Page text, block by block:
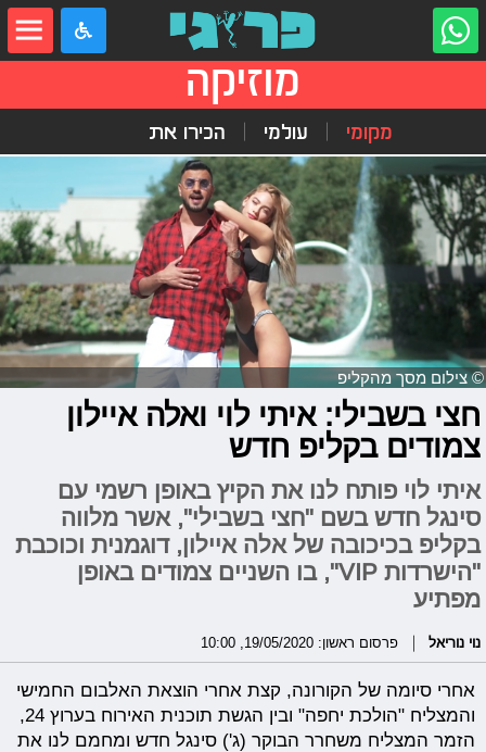
מוזיקה
מקומי עולמי הכירו את
© צילום מסך מהקליפ
חצי בשבילי: איתי לוי ואלה איילון
צמודים בקליפ חדש
איתי לוי פותח לנו את הקיץ באופן רשמי עם
סינגל חדש בשם "חצי בשבילי", אשר מלווה
בקליפ בכיכובה של אלה איילון, דוגמנית וכוכבת
"הישרדות VIP", בו השניים צמודים באופן
מפתיע
נוי נוריאל פרסום ראשון: 19/05/2020, 10:00
אחרי סיומה של הקורונה, קצת אחרי הוצאת האלבום החמישי
והמצליח "הולכת יחפה" ובין הגשת תוכנית האירוח בערוץ 24,
הזמר המצליח משחרר הבוקר (ג') סינגל חדש ומחמם לנו את